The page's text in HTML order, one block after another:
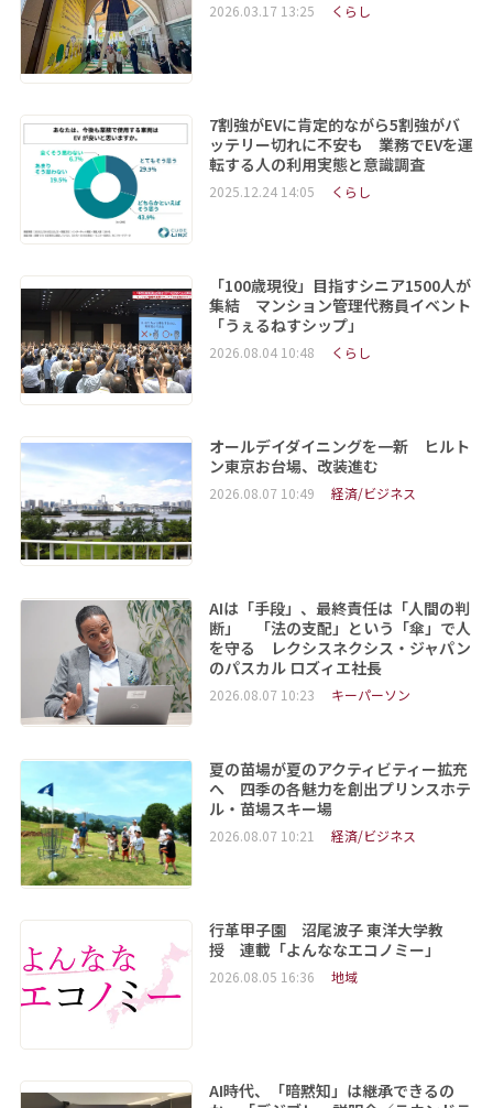
2026.03.17 13:25 くらし
7割強がEVに肯定的ながら5割強がバ
ッテリー切れに不安も 業務でEVを運
転する人の利用実態と意識調査
2025.12.24 14:05 くらし
「100歳現役」目指すシニア1500人が
集結 マンション管理代務員イベント
「うぇるねすシップ」
2026.08.04 10:48 くらし
オールデイダイニングを一新 ヒルト
ン東京お台場、改装進む
2026.08.07 10:49 経済/ビジネス
AIは「手段」、最終責任は「人間の判
断」 「法の支配」という「傘」で人
を守る レクシスネクシス・ジャパン
のパスカル ロズィエ社長
2026.08.07 10:23 キーパーソン
夏の苗場が夏のアクティビティー拡充
へ 四季の各魅力を創出プリンスホテ
ル・苗場スキー場
2026.08.07 10:21 経済/ビジネス
行革甲子園 沼尾波子 東洋大学教
授 連載「よんななエコノミー」
2026.08.05 16:36 地域
AI時代、「暗黙知」は継承できるの